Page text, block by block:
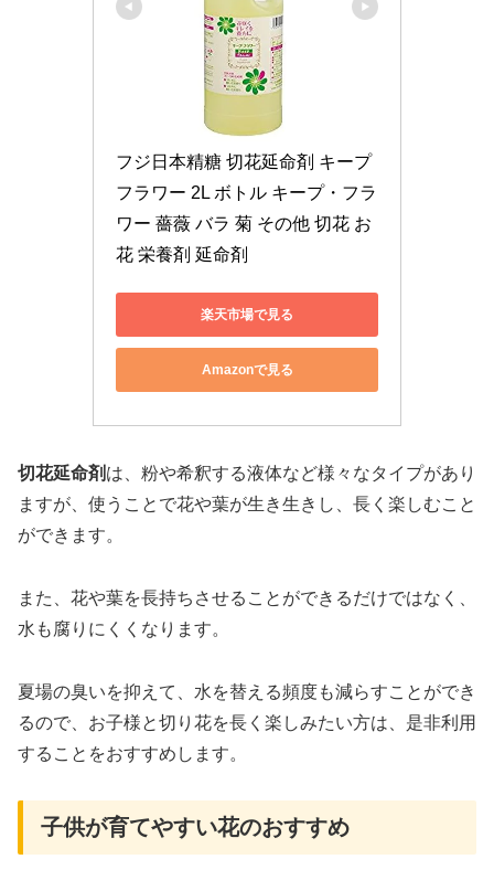
フジ日本精糖 切花延命剤 キープ
フラワー 2L ボトル キープ・フラ
ワー 薔薇 バラ 菊 その他 切花 お
花 栄養剤 延命剤
楽天市場で見る
Amazonで見る
切花延命剤 は、粉や希釈する液体など様々なタイプがあり
ますが、使うことで花や葉が生き生きし、長く楽しむこと
ができます。
また、花や葉を長持ちさせることができるだけではなく、
水も腐りにくくなります。
夏場の臭いを抑えて、水を替える頻度も減らすことができ
るので、お子様と切り花を長く楽しみたい方は、是非利用
することをおすすめします。
子供が育てやすい花のおすすめ